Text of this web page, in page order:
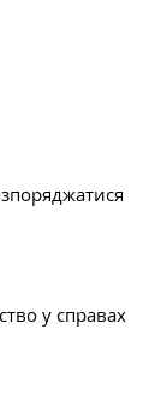
у справах